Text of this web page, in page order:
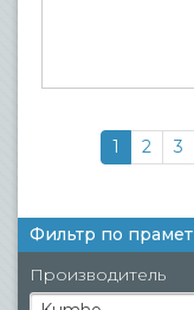
Нумерация
страницТекущая
страница
1 2 3
Фильтр по
Производитель